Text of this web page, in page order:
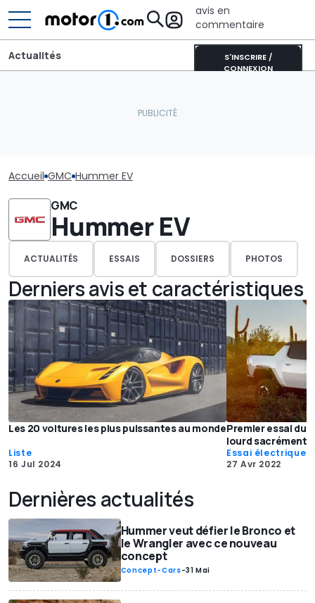
avis en
commentaire
S'INSCRIRE /
CONNEXION
Actualités
Accueil GMC Hummer EV
GMC
Hummer EV
ACTUALITÉS ESSAIS DOSSIERS PHOTOS
Derniers avis et caractéristiques
Les 20 voitures les plus puissantes au monde
Liste
16 Jul 2024
Premier essai du
lourd sacrément
Essai électriques
27 Avr 2022
Dernières actualités
Hummer veut défier le Bronco et
le Wrangler avec ce nouveau
concept
Concept-Cars-31 Mai